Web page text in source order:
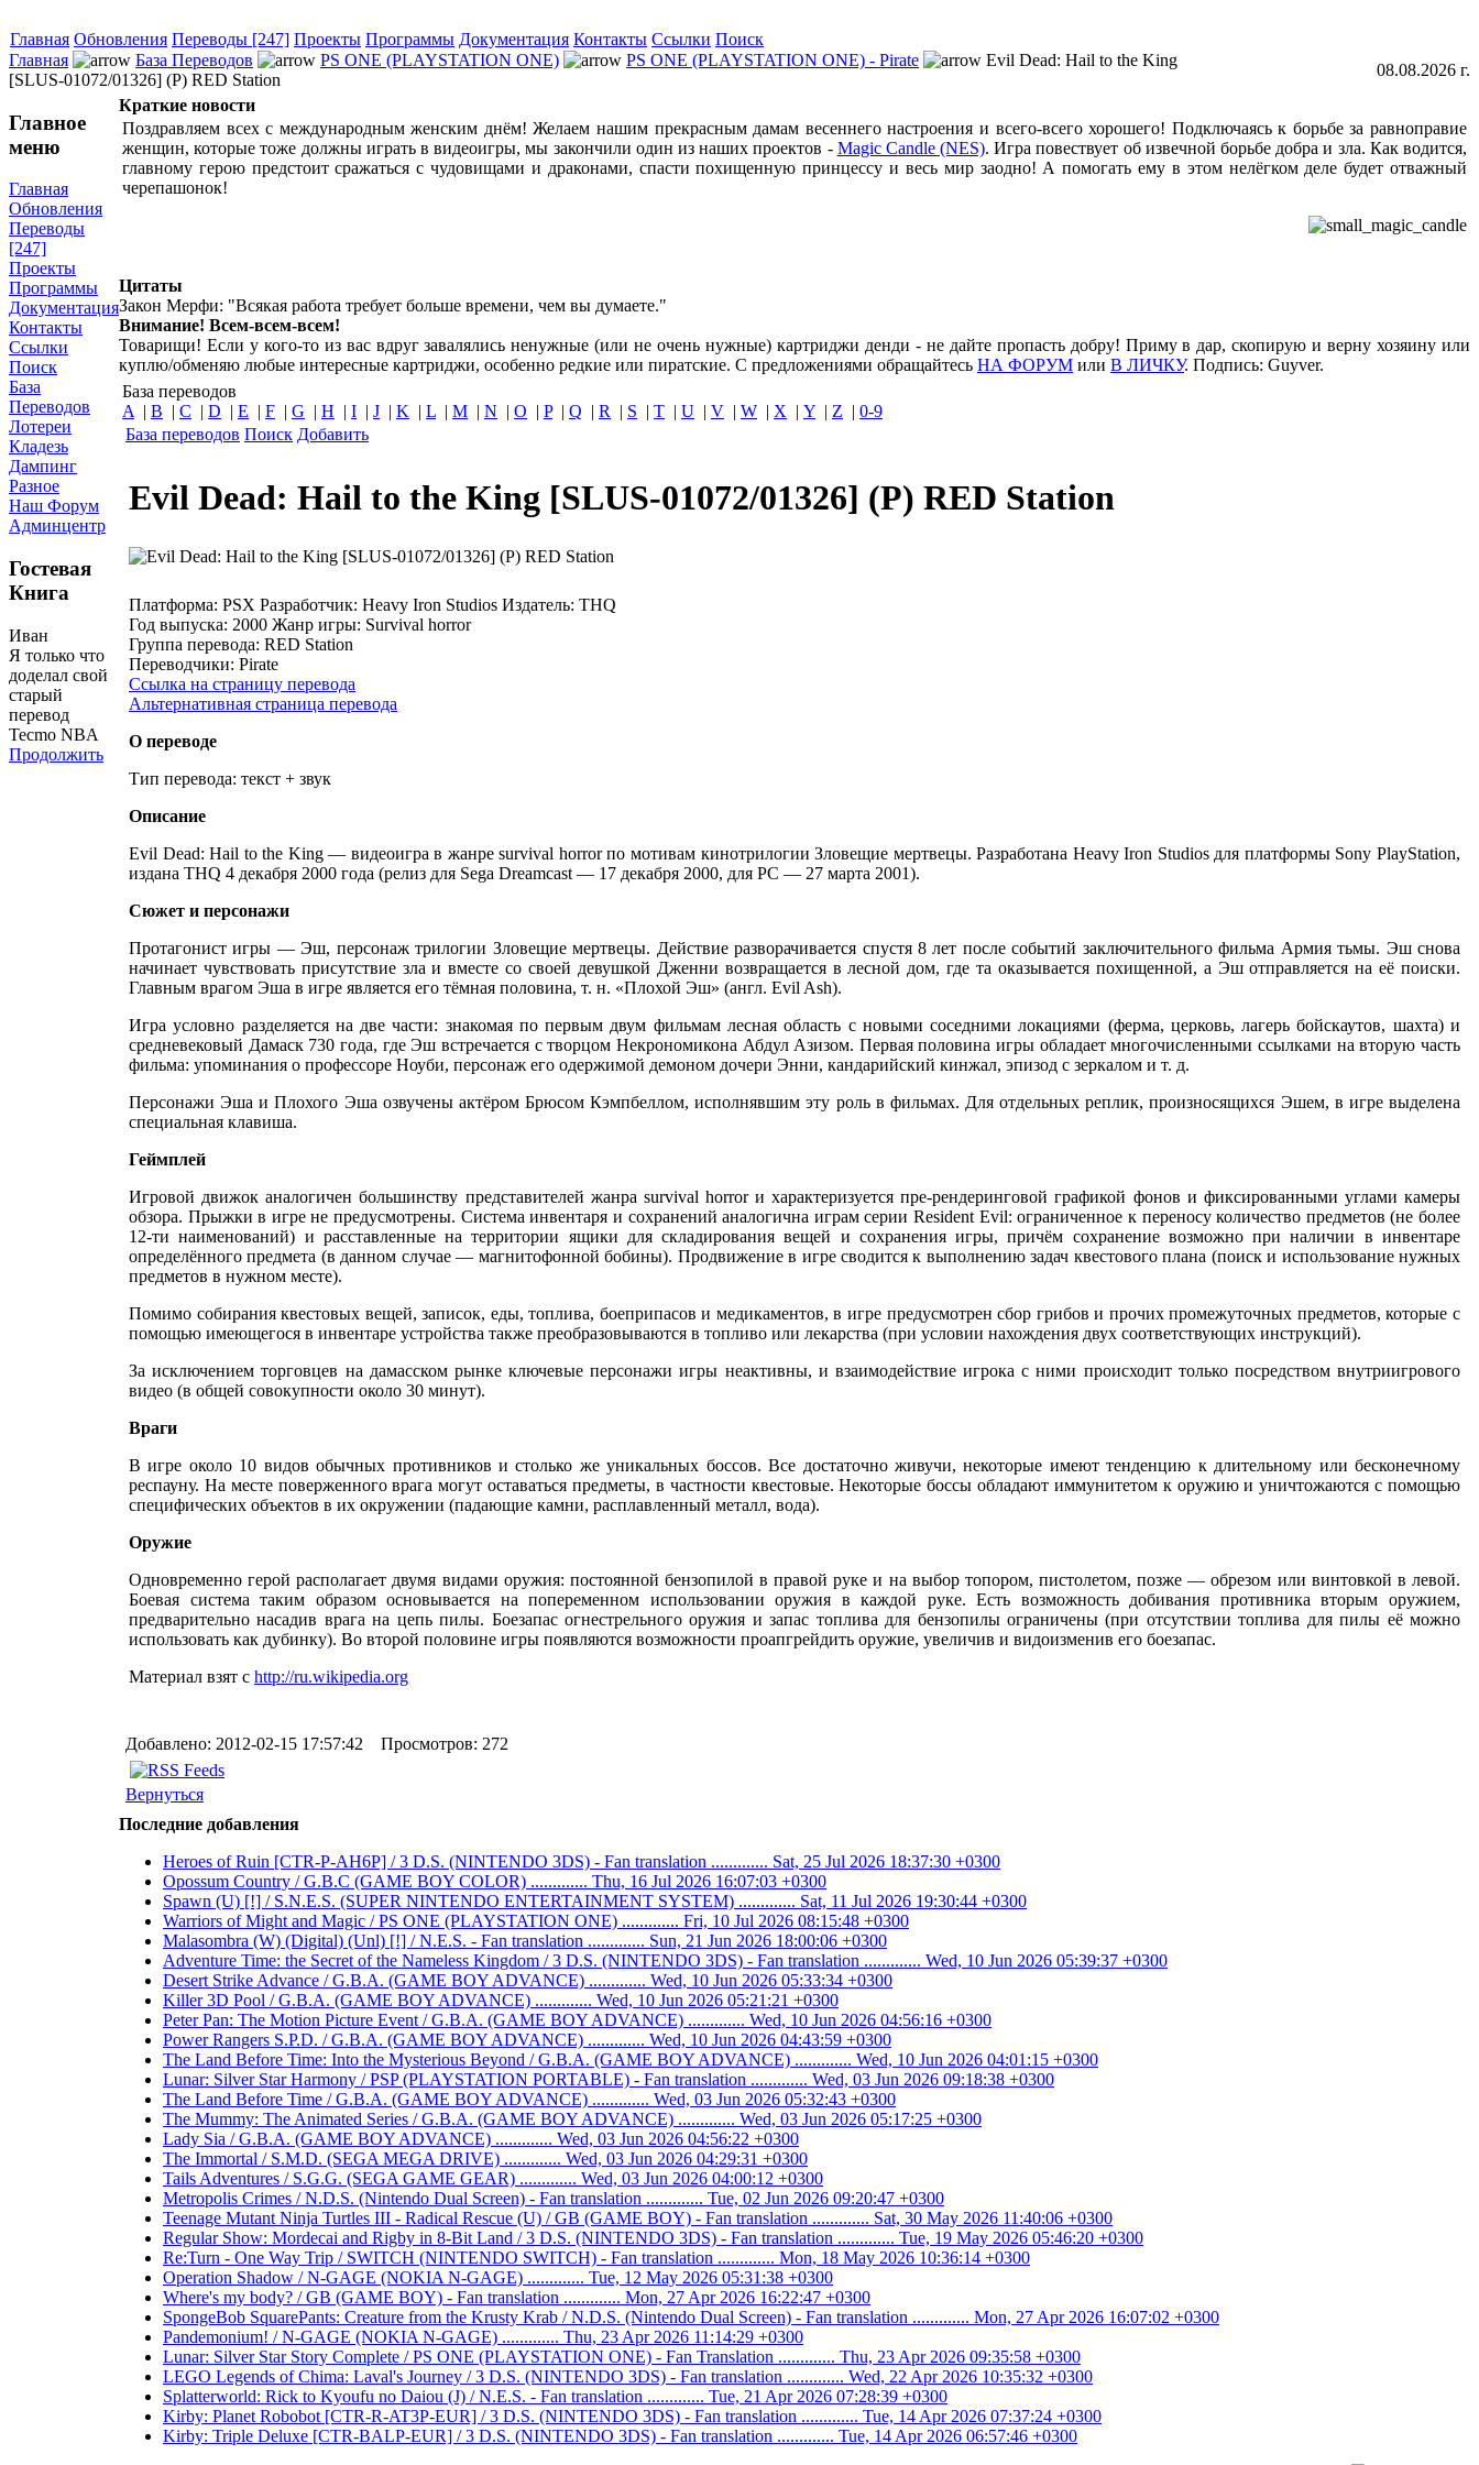
Главная Обновления Переводы [247] Проекты Программы Документация Контакты Ссылки Поиск
Главная
База Переводов PS ONE (PLAYSTATION ONE) PS ONE (PLAYSTATION ONE) - Pirate
Evil Dead: Hail to the King
[SLUS-01072/01326] (P) RED Station
08.08.2026 г.
Главное
меню
Главная
Обновления
Переводы
[247]
Проекты
Программы
Документация
Контакты
Ссылки
Поиск
База
Переводов
Лотереи
Кладезь
Дампинг
Разное
Наш Форум
Админцентр
Гостевая
Книга
Иван
Я только что
доделал свой
старый
перевод
Tecmo NBA
Продолжить
Краткие новости
Поздравляем всех с международным женским днём! Желаем нашим прекрасным дамам весеннего настроения и всего-всего хорошего! Подключаясь к борьбе за равноправие
женщин, которые тоже должны играть в видеоигры, мы закончили один из наших проектов - Magic Candle (NES). Игра повествует об извечной борьбе добра и зла. Как водится,
главному герою предстоит сражаться с чудовищами и драконами, спасти похищенную принцессу и весь мир заодно! А помогать ему в этом нелёгком деле будет отважный
черепашонок!
Цитаты
Закон Мерфи: "Всякая работа требует больше времени, чем вы думаете."
Внимание! Всем-всем-всем!
Товарищи! Если у кого-то из вас вдруг завалялись ненужные (или не очень нужные) картриджи денди - не дайте пропасть добру! Приму в дар, скопирую и верну хозяину или
куплю/обменяю любые интересные картриджи, особенно редкие или пиратские. С предложениями обращайтесь НА ФОРУМ или В ЛИЧКУ. Подпись: Guyver.
База переводов
A | B | C | D | E | F | G | H | I | J | K | L | M | N | O | P| Q | R | S | T | U | V | W | X | Y | Z | 0-9
База переводов Поиск Добавить
Evil Dead: Hail to the King [SLUS-01072/01326] (P) RED Station
Платформа: PSX Разработчик: Heavy Iron Studios Издатель: THQ
Год выпуска: 2000 Жанр игры: Survival horror
Группа перевода: RED Station
Переводчики: Pirate
Ссылка на страницу перевода
Альтернативная страница перевода
О переводе
Тип перевода: текст + звук
Описание
Evil Dead: Hail to the King — видеоигра в жанре survival horror по мотивам кинотрилогии Зловещие мертвецы. Разработана Heavy Iron Studios для платформы Sony PlayStation,
издана THQ 4 декабря 2000 года (релиз для Sega Dreamcast — 17 декабря 2000, для PC — 27 марта 2001).
Сюжет и персонажи
Протагонист игры — Эш, персонаж трилогии Зловещие мертвецы. Действие разворачивается спустя 8 лет после событий заключительного фильма Армия тьмы. Эш снова
начинает чувствовать присутствие зла и вместе со своей девушкой Дженни возвращается в лесной дом, где та оказывается похищенной, а Эш отправляется на её поиски.
Главным врагом Эша в игре является его тёмная половина, т. н. «Плохой Эш» (англ. Evil Ash).
Игра условно разделяется на две части: знакомая по первым двум фильмам лесная область с новыми соседними локациями (ферма, церковь, лагерь бойскаутов, шахта) и
средневековый Дамаск 730 года, где Эш встречается с творцом Некрономикона Абдул Азизом. Первая половина игры обладает многочисленными ссылками на вторую часть
фильма: упоминания о профессоре Ноуби, персонаж его одержимой демоном дочери Энни, кандарийский кинжал, эпизод с зеркалом и т. д.
Персонажи Эша и Плохого Эша озвучены актёром Брюсом Кэмпбеллом, исполнявшим эту роль в фильмах. Для отдельных реплик, произносящихся Эшем, в игре выделена
специальная клавиша.
Геймплей
Игровой движок аналогичен большинству представителей жанра survival horror и характеризуется пре-рендеринговой графикой фонов и фиксированными углами камеры
обзора. Прыжки в игре не предусмотрены. Система инвентаря и сохранений аналогична играм серии Resident Evil: ограниченное к переносу количество предметов (не более
12-ти наименований) и расставленные на территории ящики для складирования вещей и сохранения игры, причём сохранение возможно при наличии в инвентаре
определённого предмета (в данном случае — магнитофонной бобины). Продвижение в игре сводится к выполнению задач квестового плана (поиск и использование нужных
предметов в нужном месте).
Помимо собирания квестовых вещей, записок, еды, топлива, боеприпасов и медикаментов, в игре предусмотрен сбор грибов и прочих промежуточных предметов, которые с
помощью имеющегося в инвентаре устройства также преобразовываются в топливо или лекарства (при условии нахождения двух соответствующих инструкций).
За исключением торговцев на дамасском рынке ключевые персонажи игры неактивны, и взаимодействие игрока с ними происходит только посредством внутриигрового
видео (в общей совокупности около 30 минут).
Враги
В игре около 10 видов обычных противников и столько же уникальных боссов. Все достаточно живучи, некоторые имеют тенденцию к длительному или бесконечному
респауну. На месте поверженного врага могут оставаться предметы, в частности квестовые. Некоторые боссы обладают иммунитетом к оружию и уничтожаются с помощью
специфических объектов в их окружении (падающие камни, расплавленный металл, вода).
Оружие
Одновременно герой располагает двумя видами оружия: постоянной бензопилой в правой руке и на выбор топором, пистолетом, позже — обрезом или винтовкой в левой.
Боевая система таким образом основывается на попеременном использовании оружия в каждой руке. Есть возможность добивания противника вторым оружием,
предварительно насадив врага на цепь пилы. Боезапас огнестрельного оружия и запас топлива для бензопилы ограничены (при отсутствии топлива для пилы её можно
использовать как дубинку). Во второй половине игры появляются возможности проапгрейдить оружие, увеличив и видоизменив его боезапас.
Материал взят с http://ru.wikipedia.org
Добавлено: 2012-02-15 17:57:42 Просмотров: 272
Вернуться
Последние добавления
Heroes of Ruin [CTR-P-AH6P] / 3 D.S. (NINTENDO 3DS) - Fan translation ............. Sat, 25 Jul 2026 18:37:30 +0300
Opossum Country / G.B.C (GAME BOY COLOR) ............. Thu, 16 Jul 2026 16:07:03 +0300
Spawn (U) [!] / S.N.E.S. (SUPER NINTENDO ENTERTAINMENT SYSTEM) ............. Sat, 11 Jul 2026 19:30:44 +0300
Warriors of Might and Magic / PS ONE (PLAYSTATION ONE) ............. Fri, 10 Jul 2026 08:15:48 +0300
Malasombra (W) (Digital) (Unl) [!] / N.E.S. - Fan translation ............. Sun, 21 Jun 2026 18:00:06 +0300
Adventure Time: the Secret of the Nameless Kingdom / 3 D.S. (NINTENDO 3DS) - Fan translation ............. Wed, 10 Jun 2026 05:39:37 +0300
Desert Strike Advance / G.B.A. (GAME BOY ADVANCE) ............. Wed, 10 Jun 2026 05:33:34 +0300
Killer 3D Pool / G.B.A. (GAME BOY ADVANCE) ............. Wed, 10 Jun 2026 05:21:21 +0300
Peter Pan: The Motion Picture Event / G.B.A. (GAME BOY ADVANCE) ............. Wed, 10 Jun 2026 04:56:16 +0300
Power Rangers S.P.D. / G.B.A. (GAME BOY ADVANCE) ............. Wed, 10 Jun 2026 04:43:59 +0300
The Land Before Time: Into the Mysterious Beyond / G.B.A. (GAME BOY ADVANCE) ............. Wed, 10 Jun 2026 04:01:15 +0300
Lunar: Silver Star Harmony / PSP (PLAYSTATION PORTABLE) - Fan translation ............. Wed, 03 Jun 2026 09:18:38 +0300
The Land Before Time / G.B.A. (GAME BOY ADVANCE) ............. Wed, 03 Jun 2026 05:32:43 +0300
The Mummy: The Animated Series / G.B.A. (GAME BOY ADVANCE) ............. Wed, 03 Jun 2026 05:17:25 +0300
Lady Sia / G.B.A. (GAME BOY ADVANCE) ............. Wed, 03 Jun 2026 04:56:22 +0300
The Immortal / S.M.D. (SEGA MEGA DRIVE) ............. Wed, 03 Jun 2026 04:29:31 +0300
Tails Adventures / S.G.G. (SEGA GAME GEAR) ............. Wed, 03 Jun 2026 04:00:12 +0300
Metropolis Crimes / N.D.S. (Nintendo Dual Screen) - Fan translation ............. Tue, 02 Jun 2026 09:20:47 +0300
Teenage Mutant Ninja Turtles III - Radical Rescue (U) / GB (GAME BOY) - Fan translation ............. Sat, 30 May 2026 11:40:06 +0300
Regular Show: Mordecai and Rigby in 8-Bit Land / 3 D.S. (NINTENDO 3DS) - Fan translation ............. Tue, 19 May 2026 05:46:20 +0300
Re:Turn - One Way Trip / SWITCH (NINTENDO SWITCH) - Fan translation ............. Mon, 18 May 2026 10:36:14 +0300
Operation Shadow / N-GAGE (NOKIA N-GAGE) ............. Tue, 12 May 2026 05:31:38 +0300
Where's my body? / GB (GAME BOY) - Fan translation ............. Mon, 27 Apr 2026 16:22:47 +0300
SpongeBob SquarePants: Creature from the Krusty Krab / N.D.S. (Nintendo Dual Screen) - Fan translation ............. Mon, 27 Apr 2026 16:07:02 +0300
Pandemonium! / N-GAGE (NOKIA N-GAGE) ............. Thu, 23 Apr 2026 11:14:29 +0300
Lunar: Silver Star Story Complete / PS ONE (PLAYSTATION ONE) - Fan Translation ............. Thu, 23 Apr 2026 09:35:58 +0300
LEGO Legends of Chima: Laval's Journey / 3 D.S. (NINTENDO 3DS) - Fan translation ............. Wed, 22 Apr 2026 10:35:32 +0300
Splatterworld: Rick to Kyoufu no Daiou (J) / N.E.S. - Fan translation ............. Tue, 21 Apr 2026 07:28:39 +0300
Kirby: Planet Robobot [CTR-R-AT3P-EUR] / 3 D.S. (NINTENDO 3DS) - Fan translation ............. Tue, 14 Apr 2026 07:37:24 +0300
Kirby: Triple Deluxe [CTR-BALP-EUR] / 3 D.S. (NINTENDO 3DS) - Fan translation ............. Tue, 14 Apr 2026 06:57:46 +0300